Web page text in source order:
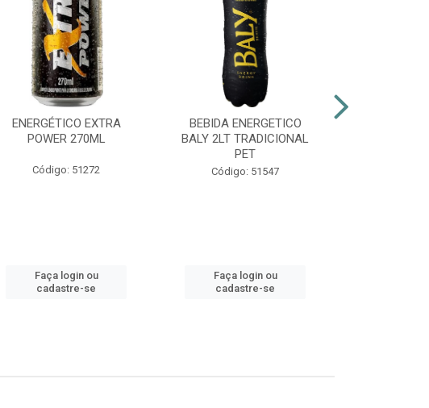
ENERGÉTICO EXTRA
POWER 270ML
Código: 51272
Faça login ou
cadastre-se
BEBIDA ENERGETICO
BALY 2LT TRADICIONAL
PET
Código: 51547
Faça login ou
cadastre-se